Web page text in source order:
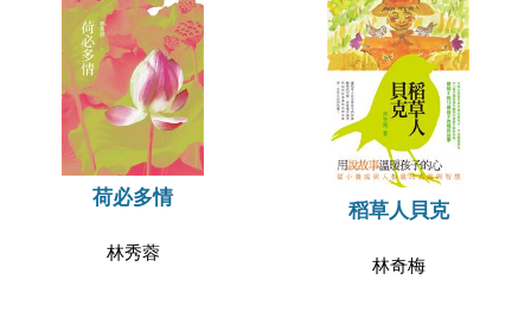
荷必多情
林秀蓉
稻草人貝克
林奇梅